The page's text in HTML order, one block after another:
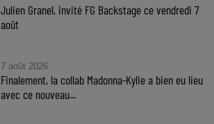
Julien Granel, invité FG Backstage ce vendredi 7
août
7 août 2026
Finalement, la collab Madonna-Kylie a bien eu lieu
avec ce nouveau...